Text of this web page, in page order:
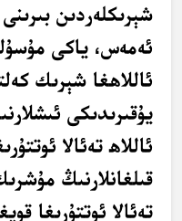
شېرىكلەردىن
ئەمەس، ياكى
ئاللاھغا شېرىك
يۇقىرىدىكى
ئاللاھ تەئالا
قىلغانلارنىڭ
تەئالا ئوتتۇرىغا